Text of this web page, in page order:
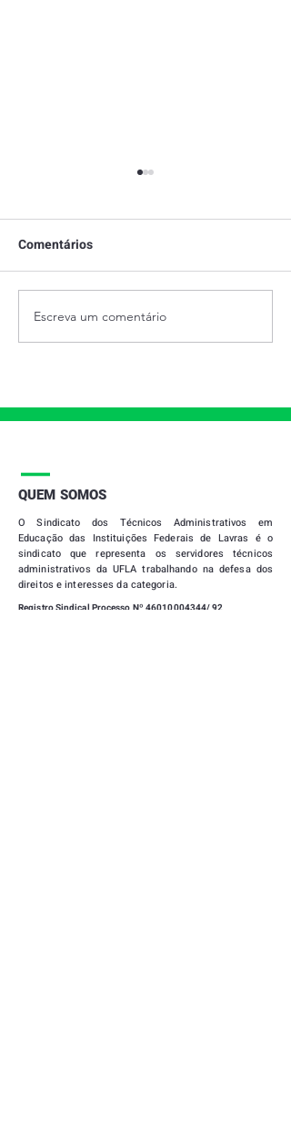
28 DE JUNHO - DIA
INTERNACIONAL DO
Comentários
Escreva um comentário
|
QUEM SOMOS
OSindicato dos Técnicos Administrativos em
Educação das Instituições Federais de Lavras é o
sindicato que representa os servidores técnicos
administrativos da UFLA trabalhando na defesa dos
direitos e interesses da categoria.
Registro Sindical Processo Nº 46010004344/ 92